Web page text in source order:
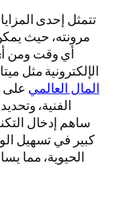
تتمثل إحدى
مرونته، حيث
أي وقت ومن
الإلكترونية مثل ميتاتريدر 5. تتيح
المال العالمي على
الفنية،
ساهم إدخال
كبير في تسهيل
الحيوية، مما